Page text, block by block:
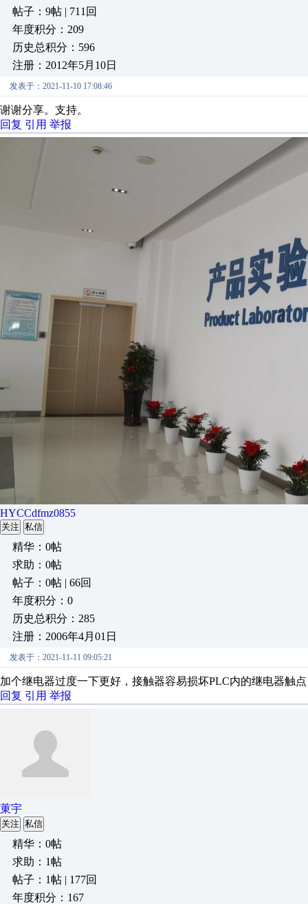
帖子：9帖 | 711回
年度积分：209
历史总积分：596
注册：2012年5月10日
发表于：2021-11-10 17:08:46
谢谢分享。支持。
回复 引用 举报
HYCCdfmz0855
关注 私信
精华：0帖
求助：0帖
帖子：0帖 | 66回
年度积分：0
历史总积分：285
注册：2006年4月01日
发表于：2021-11-11 09:05:21
加个继电器过度一下更好，接触器容易损坏PLC内的继电器触点
回复 引用 举报
菄宇
关注 私信
精华：0帖
求助：1帖
帖子：1帖 | 177回
年度积分：167